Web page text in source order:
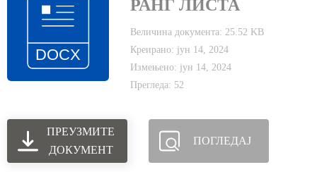
РАНГ ЛИСТА
Величина документа: 25.52 KB
Креирано: јун 14, 2024
Измењено: јун 14, 2024
Прегледа: 52
ПРЕУЗМИТЕ
ДОКУМЕНТ
ПОГЛЕДАЈ